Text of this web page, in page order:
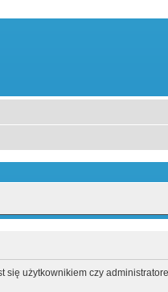
się użytkownikiem czy